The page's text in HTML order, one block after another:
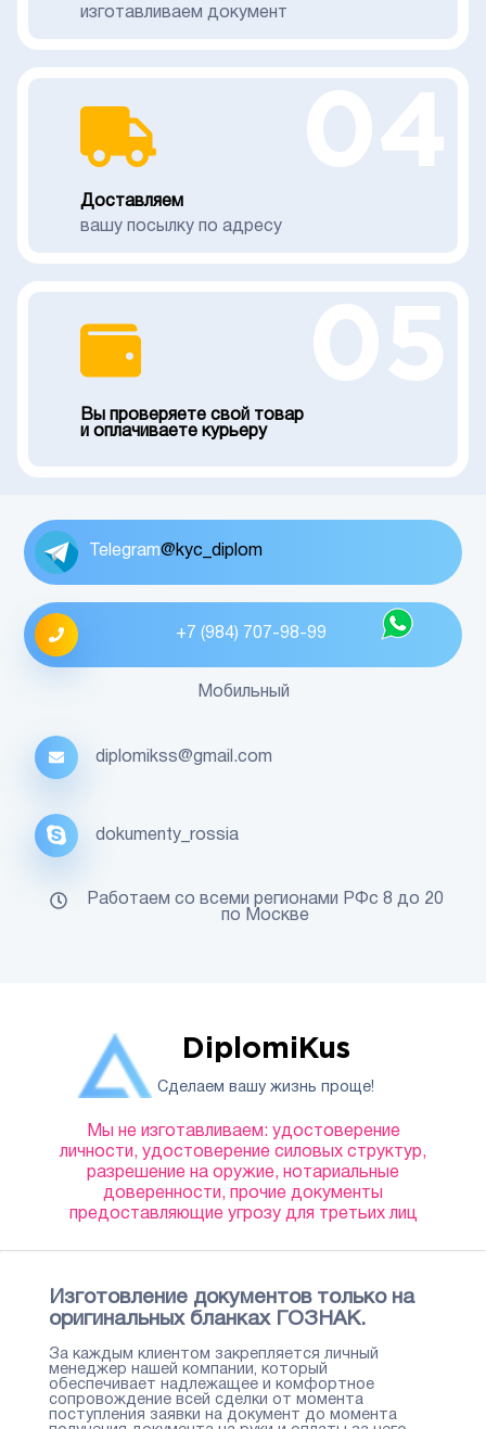
изготавливаем документ
Доставляем
вашу посылку по адресу
Вы проверяете свой товар
и оплачиваете курьеру
DiplomiKus
Сделаем вашу жизнь проще!
Мы не изготавливаем: удостоверение
личности, удостоверение силовых структур,
разрешение на оружие, нотариальные
доверенности, прочие документы
предоставляющие угрозу для третьих лиц
Изготовление документов только на
оригинальных бланках ГОЗНАК.
За каждым клиентом закрепляется личный
менеджер нашей компании, который
обеспечивает надлежащее и комфортное
сопровождение всей сделки от момента
поступления заявки на документ до момента
Telegram@kyc_diplom
+7 (984) 707-98-99
Мобильный
diplomikss@gmail.com
dokumenty_rossia
Работаем со всеми регионами РФс 8 до 20
по Москве